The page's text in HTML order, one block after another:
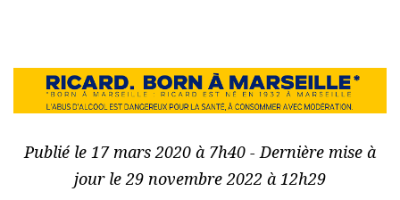
Publié le 17 mars 2020 à 7h40 - Dernière mise à
jour le 29 novembre 2022 à 12h29